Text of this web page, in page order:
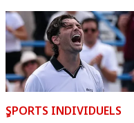
ٍSPORTS INDIVIDUELS